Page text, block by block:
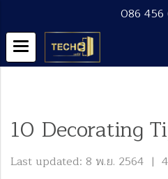
086 456
10 Decorating
Last updated: 8 พ.ย. 2564 |